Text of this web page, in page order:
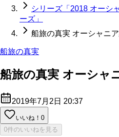
シリーズ「2018 オーシ
ーズ」
船旅の真実 オーシャニ
船旅の真実
船旅の真実 オーシャ
2019年7月2日 20:37
いいね！ 0
0件のいいねを見る